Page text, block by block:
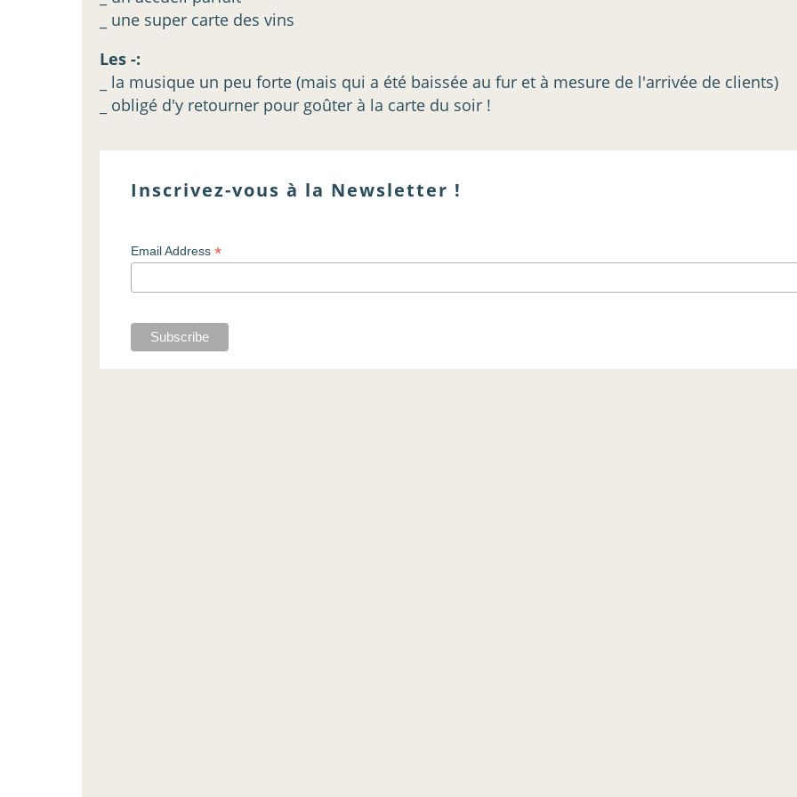
_ une super carte des vins
Les -:
_ la musique un peu forte (mais qui a été baissée au fur et à mesure de l'arrivée de clients)
_ obligé d'y retourner pour goûter à la carte du soir !
Inscrivez-vous à la Newsletter !
Email Address*